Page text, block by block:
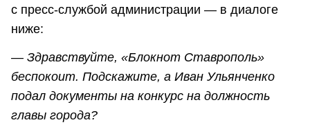
с пресс-службой администрации — в диалоге
ниже:
— Здравствуйте, «Блокнот Ставрополь»
беспокоит. Подскажите, а Иван Ульянченко
подал документы на конкурс на должность
главы города?